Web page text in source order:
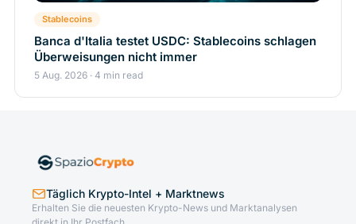
Stablecoins
Banca d'Italia testet USDC: Stablecoins schlagen
Überweisungen nicht immer
5 Aug. 2026 · 4 min read
Täglich Krypto-Intel + Marktnews
Erhalten Sie die neuesten Krypto-News und Marktanalysen